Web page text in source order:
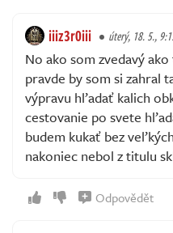
iiiz3r0iii úterý, 18. 5.,
No ako som zvedavý
pravde by som si zahral
výpravu hľadať kalich
cestovanie po svete
budem kukať bez
nakoniec nebol z titulu
Odpovědět